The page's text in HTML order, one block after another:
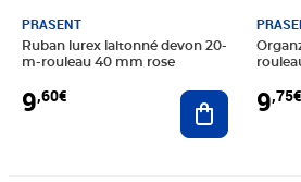
PRASENT
Ruban lurex laitonné devon 20-
m-rouleau 40 mm rose
9,60€ Ajouter au
9,75€